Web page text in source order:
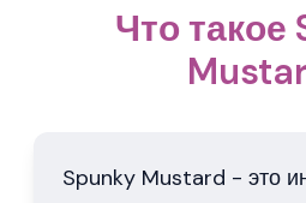
Что такое
Spunky Mustard - это